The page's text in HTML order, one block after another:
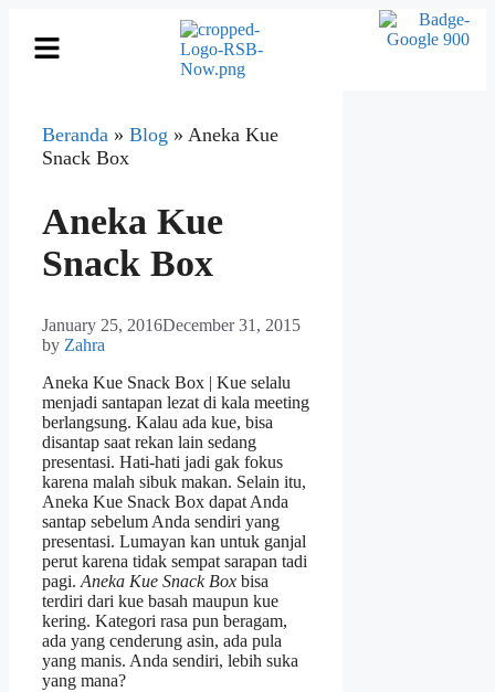
Beranda » Blog » Aneka Kue
Snack Box
Aneka Kue
Snack Box
January 25, 2016December 31, 2015
by Zahra
Aneka Kue Snack Box | Kue selalu
menjadi santapan lezat di kala meeting
berlangsung. Kalau ada kue, bisa
disantap saat rekan lain sedang
presentasi. Hati-hati jadi gak fokus
karena malah sibuk makan. Selain itu,
Aneka Kue Snack Box dapat Anda
santap sebelum Anda sendiri yang
presentasi. Lumayan kan untuk ganjal
perut karena tidak sempat sarapan tadi
pagi.Aneka Kue Snack Box bisa
terdiri dari kue basah maupun kue
kering. Kategori rasa pun beragam,
ada yang cenderung asin, ada pula
yang manis. Anda sendiri, lebih suka
yang mana?